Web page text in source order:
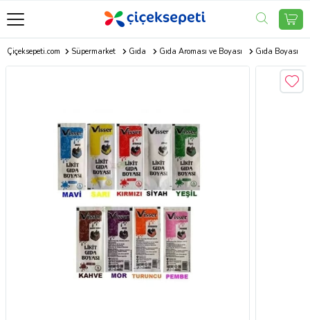
Çiçeksepeti.com Süpermarket Gıda Gıda Aroması ve Boyası Gıda Boyası